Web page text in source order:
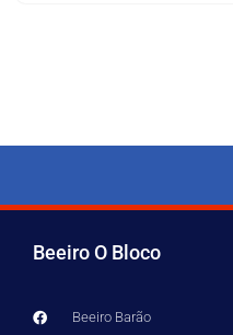
Beeiro O Bloco
Beeiro Barão